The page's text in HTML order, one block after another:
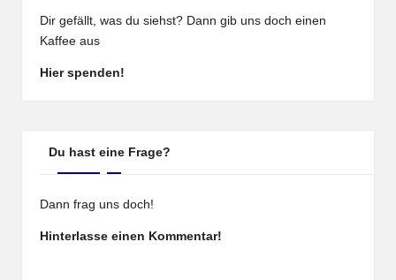
Dir gefällt, was du siehst? Dann gib uns doch einen
Kaffee aus
Hier spenden!
Du hast eine Frage?
Dann frag uns doch!
Hinterlasse einen Kommentar!